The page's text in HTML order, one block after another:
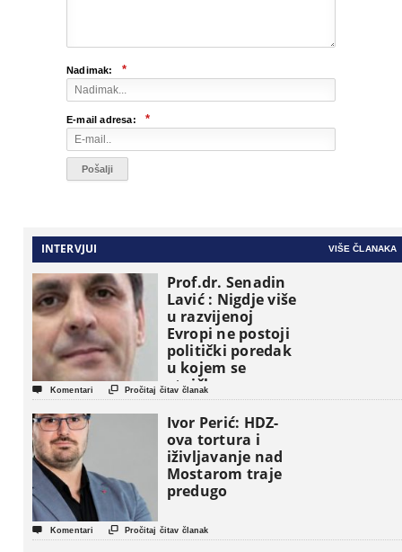
Nadimak: *
E-mail adresa: *
INTERVJUI VIŠE ČLANAKA
Prof.dr. Senadin
Lavić : Nigdje više
u razvijenoj
Evropi ne postoji
politički poredak
u kojem se
etničke grupe
pojavljuju kao
osnovne
političke jedinice
 Komentari  Pročitaj čitav članak
Ivor Perić: HDZ-
ova tortura i
iživljavanje nad
Mostarom traje
predugo
 Komentari  Pročitaj čitav članak